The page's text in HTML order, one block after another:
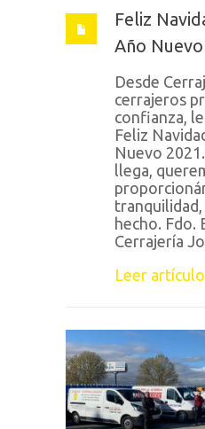
Feliz
Año Nuevo
Desde
cerrajeros
confianza,
Feliz
Nuevo
llega,
hecho. Fdo.
Cerrajería
Leer